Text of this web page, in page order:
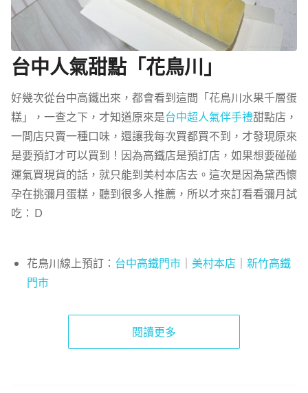
台中人氣甜點「花鳥川」
好幾次從台中高鐵出來，都會看到這間「花鳥川水果千層蛋
糕」，一查之下，才知道原來是台中超人氣伴手禮甜點店，
一間店只賣一種口味，還讓我每次買都買不到，才發現原來
是要預訂才可以買到！因為高鐵店是預訂店，如果想要碰碰
運氣買現貨的話，就只能到美村本店去。這次是因為黛西懷
孕在挑彌月蛋糕，聽到很多人推薦，所以才來訂看看彌月試
吃：Ｄ
花鳥川線上預訂： 台中高鐵門市｜ 美村本店｜ 新竹高鐵
門市
閱讀更多